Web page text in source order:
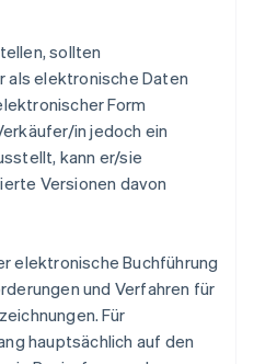
sollten
als elektronische Daten
Form
in jedoch ein
kann er/sie
Versionen davon
elektronische Buchführung
und Verfahren für
Für
hauptsächlich auf den